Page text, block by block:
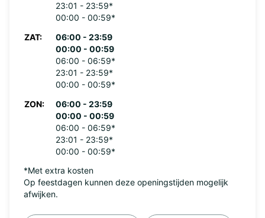
23:01 - 23:59*
00:00 - 00:59*
ZAT:
06:00 - 23:59
00:00 - 00:59
06:00 - 06:59*
23:01 - 23:59*
00:00 - 00:59*
ZON:
06:00 - 23:59
00:00 - 00:59
06:00 - 06:59*
23:01 - 23:59*
00:00 - 00:59*
*Met extra kosten
Op feestdagen kunnen deze openingstijden mogelijk
afwijken.